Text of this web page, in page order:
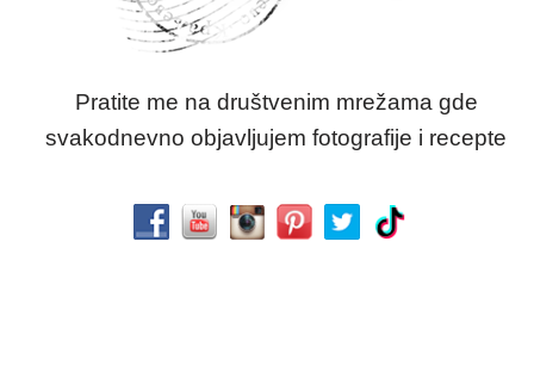
Pratite me na društvenim mrežama gde
svakodnevno objavljujem fotografije i recepte